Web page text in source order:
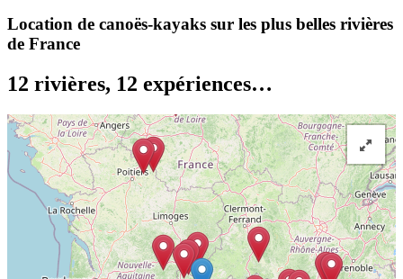
Location de canoës-kayaks sur les plus belles rivières
de France
12 rivières, 12 expériences…